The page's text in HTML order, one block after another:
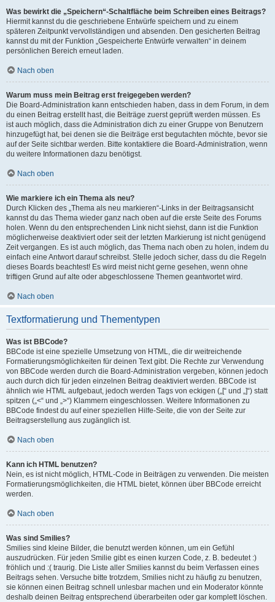
Was bewirkt die „Speichern“-Schaltfläche beim Schreiben eines Beitrags?
Hiermit kannst du die geschriebene Entwürfe speichern und zu einem
späteren Zeitpunkt vervollständigen und absenden. Den gesicherten Beitrag
kannst du mit der Funktion „Gespeicherte Entwürfe verwalten“ in deinem
persönlichen Bereich erneut laden.
Nach oben
Warum muss mein Beitrag erst freigegeben werden?
Die Board-Administration kann entschieden haben, dass in dem Forum, in dem
du einen Beitrag erstellt hast, die Beiträge zuerst geprüft werden müssen. Es
ist auch möglich, dass die Administration dich zu einer Gruppe von Benutzern
hinzugefügt hat, bei denen sie die Beiträge erst begutachten möchte, bevor sie
auf der Seite sichtbar werden. Bitte kontaktiere die Board-Administration, wenn
du weitere Informationen dazu benötigst.
Nach oben
Wie markiere ich ein Thema als neu?
Durch Klicken des „Thema als neu markieren“-Links in der Beitragsansicht
kannst du das Thema wieder ganz nach oben auf die erste Seite des Forums
holen. Wenn du den entsprechenden Link nicht siehst, dann ist die Funktion
möglicherweise deaktiviert oder seit der letzten Markierung ist nicht genügend
Zeit vergangen. Es ist auch möglich, das Thema nach oben zu holen, indem du
einfach eine Antwort darauf schreibst. Stelle jedoch sicher, dass du die Regeln
dieses Boards beachtest! Es wird meist nicht gerne gesehen, wenn ohne
triftigen Grund auf alte oder abgeschlossene Themen geantwortet wird.
Nach oben
Textformatierung und Thementypen
Was ist BBCode?
BBCode ist eine spezielle Umsetzung von HTML, die dir weitreichende
Formatierungsmöglichkeiten für deinen Text gibt. Die Rechte zur Verwendung
von BBCode werden durch die Board-Administration vergeben, können jedoch
auch durch dich für jeden einzelnen Beitrag deaktiviert werden. BBCode ist
ähnlich wie HTML aufgebaut, jedoch werden Tags von eckigen („[“ und „]“) statt
spitzen („<“ und „>“) Klammern eingeschlossen. Weitere Informationen zu
BBCode findest du auf einer speziellen Hilfe-Seite, die von der Seite zur
Beitragserstellung aus zugänglich ist.
Nach oben
Kann ich HTML benutzen?
Nein, es ist nicht möglich, HTML-Code in Beiträgen zu verwenden. Die meisten
Formatierungsmöglichkeiten, die HTML bietet, können über BBCode erreicht
werden.
Nach oben
Was sind Smilies?
Smilies sind kleine Bilder, die benutzt werden können, um ein Gefühl
auszudrücken. Für jeden Smilie gibt es einen kurzen Code, z. B. bedeutet :)
fröhlich und :( traurig. Die Liste aller Smilies kannst du beim Verfassen eines
Beitrags sehen. Versuche bitte trotzdem, Smilies nicht zu häufig zu benutzen,
sie können einen Beitrag schnell unlesbar machen und ein Moderator könnte
deshalb deinen Beitrag entsprechend überarbeiten oder gar komplett löschen.